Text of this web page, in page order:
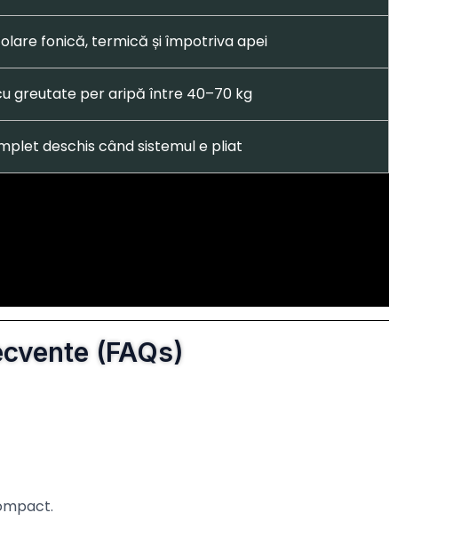
fonică, termică și împotriva apei
greutate per aripă între 40–70 kg
deschis când sistemul e pliat
(FAQs)